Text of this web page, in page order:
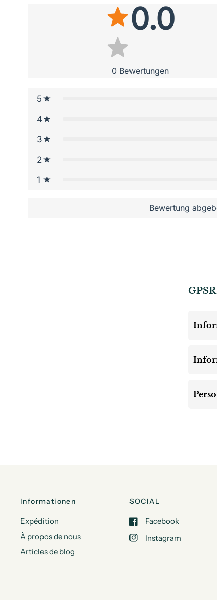
0.0
0 Bewertungen
5
4
3
2
1
Bewertung
Informationen
Expédition
À propos de nous
Articles de blog
SOCIAL
Facebook
Instagram